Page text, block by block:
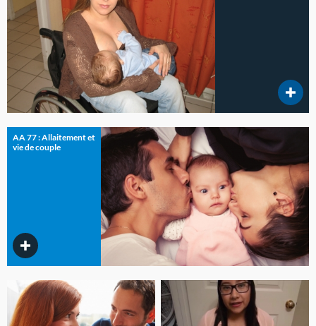
AA 77 : Allaitement et
vie de couple